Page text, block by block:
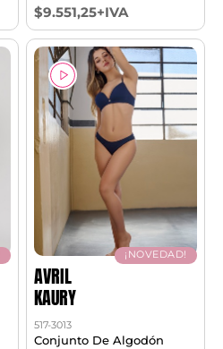
Up Y Vedetina T85/100
$9.551,25+IVA
¡NOVEDAD!
AVRIL
KAURY
517-3013
Conjunto De Algodón